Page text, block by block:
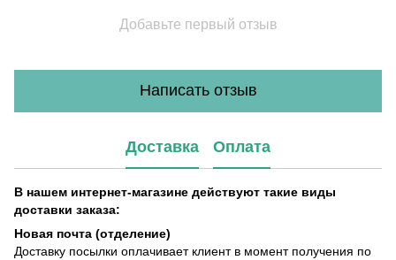
Добавьте первый отзыв
Написать отзыв
Доставка Оплата
В нашем интернет-магазине действуют такие виды
доставки заказа:
Новая почта (отделение)
Доставку посылки оплачивает клиент в момент получения по